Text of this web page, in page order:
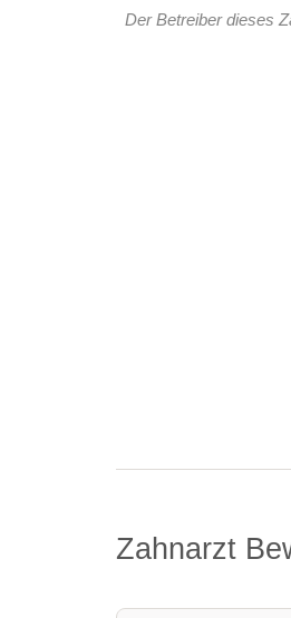
Der Betreiber dieses
Zahnarzt